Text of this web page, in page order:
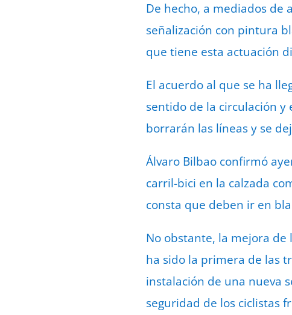
De hecho, a mediados de
señalización con pintura
que tiene esta actuación
El acuerdo al que se ha
sentido de la circulación y
borrarán las líneas y se
Álvaro Bilbao confirmó
carril-bici en la calzada
consta que deben ir en
No obstante, la mejora
ha sido la primera de las
instalación de una nueva
seguridad de los ciclistas